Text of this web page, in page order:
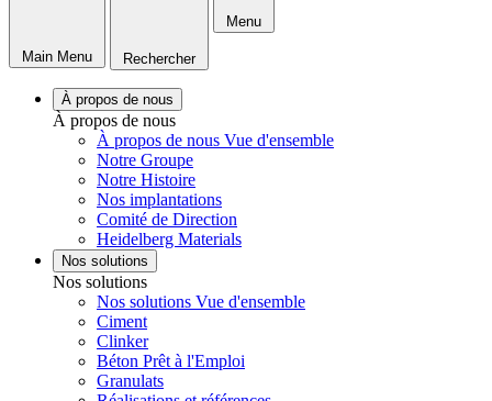
Main Menu Rechercher
Menu
À propos de nous
À propos de nous
À propos de nous Vue d'ensemble
Notre Groupe
Notre Histoire
Nos implantations
Comité de Direction
Heidelberg Materials
Nos solutions
Nos solutions
Nos solutions Vue d'ensemble
Ciment
Clinker
Béton Prêt à l'Emploi
Granulats